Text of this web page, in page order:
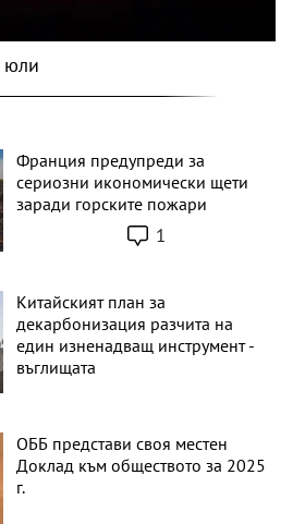
юли
Франция предупреди за
сериозни икономически щети
заради горските пожари
1
Китайският план за
декарбонизация разчита на
един изненадващ инструмент -
въглищата
ОББ представи своя местен
Доклад към обществото за 2025
г.